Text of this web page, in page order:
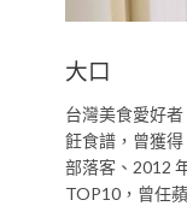
大口
台灣美食愛好
飪食譜，曾獲
部落客、2012
TOP10，曾任